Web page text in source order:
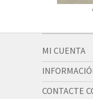
MI CUENTA
CONTACTE